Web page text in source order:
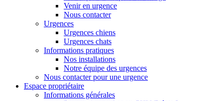
Venir en urgence
Nous contacter
Urgences
Urgences chiens
Urgences chats
Informations pratiques
Nos installations
Notre équipe des urgences
Nous contacter pour une urgence
Espace propriétaire
Informations générales